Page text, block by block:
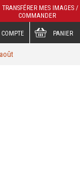
COMPTE PANIER
TRANSFÉRER MES IMAGES /
COMMANDER